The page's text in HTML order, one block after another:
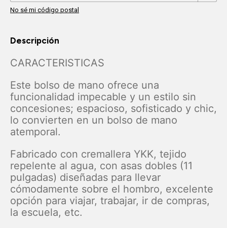
No sé mi código postal
Descripción
CARACTERISTICAS
Este bolso de mano ofrece una
funcionalidad impecable y un estilo sin
concesiones; espacioso, sofisticado y chic,
lo convierten en un bolso de mano
atemporal.
Fabricado con cremallera YKK, tejido
repelente al agua, con asas dobles (11
pulgadas) diseñadas para llevar
cómodamente sobre el hombro, excelente
opción para viajar, trabajar, ir de compras,
la escuela, etc.